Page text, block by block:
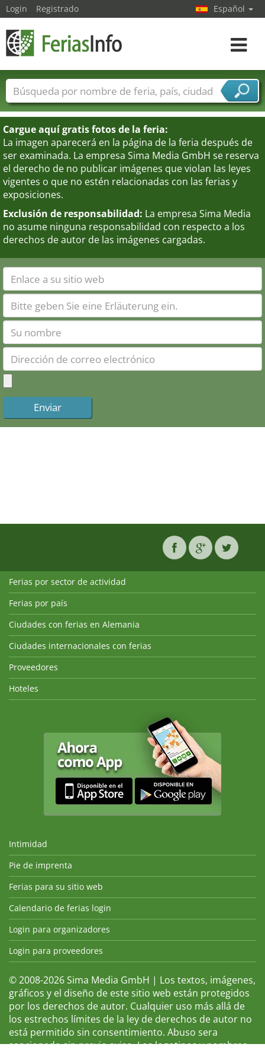
Cargue aquí gratis fotos de la feria:
La imagen aparecerá en la página de la feria después de
ser examinada. La empresa Sima Media GmbH se reserva
el derecho de no publicar imágenes que violan las leyes
vigentes o que no estén relacionadas con las ferias y
exposiciones.
Exclusión de responsabilidad: La empresa Sima Media
no asume ninguna responsabilidad con respecto a los
derechos de autor de las imágenes cargadas.
Login Registrado Español
toggle
Nombres de ferias Países
Ciudades
Sectores de ferias
Sectores de proveedor de servicios
Ferias por sector de actividad
Ferias por país
Ciudades con ferias en Alemania
Ciudades internacionales con ferias
Proveedores
Hoteles
Intimidad
Pie de imprenta
Ferias para su sitio web
Calendario de ferias login
Login para organizadores
Login para proveedores
© 2008-2026 Sima Media GmbH | Los textos, imágenes,
gráficos y el diseño de este sitio web están protegidos
por los derechos de autor. Cualquier uso más allá de
los estrechos límites de la ley de derechos de autor no
está permitido sin consentimiento. Abuso sera
sancionado sin previo aviso. Los logotipos y nombres